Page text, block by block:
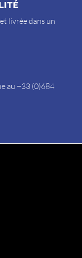
livrée dans un
au +33 (0)684